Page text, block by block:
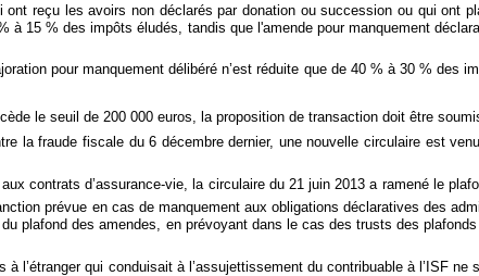
ont reçu les avoirs non déclarés par donation ou succession ou qui ont
15 % des impôts éludés, tandis que l'amende pour manquement
pour manquement délibéré n’est réduite que de 40 % à 30 % des
le seuil de 200 000 euros, la proposition de transaction doit être
la fraude fiscale du 6 décembre dernier, une nouvelle circulaire est
contrats d’assurance-vie, la circulaire du 21 juin 2013 a ramené le
prévue en cas de manquement aux obligations déclaratives des
plafond des amendes, en prévoyant dans le cas des trusts des
l’étranger qui conduisait à l’assujettissement du contribuable à l’ISF